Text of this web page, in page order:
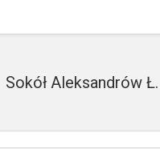
Sokół Aleksandrów Ł.